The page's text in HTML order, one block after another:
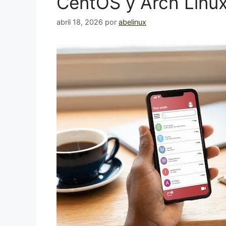
abril 18, 2026 por abelinux